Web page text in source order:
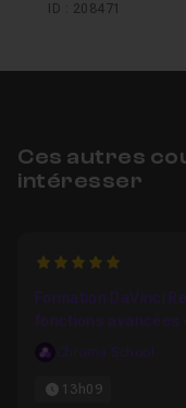
ID : 208471
Ces autres
intéresser
5
Formation DaVinci
fonctions avancées
Montage Vidéo
Chroma School
13h09